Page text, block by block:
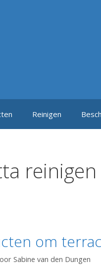
Reinigen
reinigen
om
Sabine van den Dungen